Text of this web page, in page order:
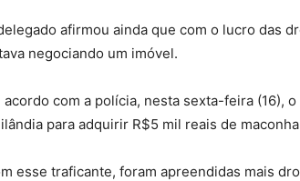
afirmou ainda que com o lucro das
negociando um imóvel.
acordo com a polícia, nesta sexta-feira (16),
para adquirir R$5 mil reais de
esse traficante, foram apreendidas mais